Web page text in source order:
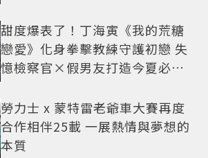
甜度爆表了！丁海寅《我的荒糖
戀愛》化身拳擊教練守護初戀 失
憶檢察官×假男友打造今夏必看
勞力士 x 蒙特雷老爺車大賽再度
合作相伴25載 一展熱情與夢想的
本質